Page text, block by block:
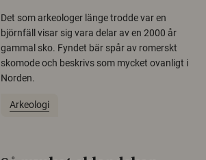
Det som arkeologer länge trodde var en
björnfäll visar sig vara delar av en 2000 år
gammal sko. Fyndet bär spår av romerskt
skomode och beskrivs som mycket ovanligt i
Norden.
Arkeologi